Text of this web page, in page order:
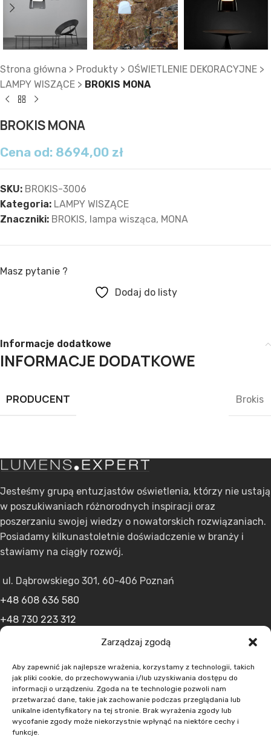
Zarządzaj zgodą
Aby zapewnić jak najlepsze wrażenia, korzystamy z technologii, takich
jak pliki cookie, do przechowywania i/lub uzyskiwania dostępu do
informacji o urządzeniu. Zgoda na te technologie pozwoli nam
przetwarzać dane, takie jak zachowanie podczas przeglądania lub
unikalne identyfikatory na tej stronie. Brak wyrażenia zgody lub
wycofanie zgody może niekorzystnie wpłynąć na niektóre cechy i
funkcje.
Strona główna > Produkty > OŚWIETLENIE DEKORACYJNE >
LAMPY WISZĄCE > BROKIS MONA
BROKIS MONA
Cena od: 8694,00 zł
SKU: BROKIS-3006
Kategoria: LAMPY WISZĄCE
Znaczniki: BROKIS, lampa wisząca, MONA
Masz pytanie ?
Dodaj do listy
Informacje dodatkowe
INFORMACJE DODATKOWE
PRODUCENT Brokis
Jesteśmy grupą entuzjastów oświetlenia, którzy nie ustają
w poszukiwaniach różnorodnych inspiracji oraz
poszerzaniu swojej wiedzy o nowatorskich rozwiązaniach.
Posiadamy kilkunastoletnie doświadczenie w branży i
stawiamy na ciągły rozwój.
ul. Dąbrowskiego 301, 60-406 Poznań
+48 608 636 580
+48 730 223 312
MENU